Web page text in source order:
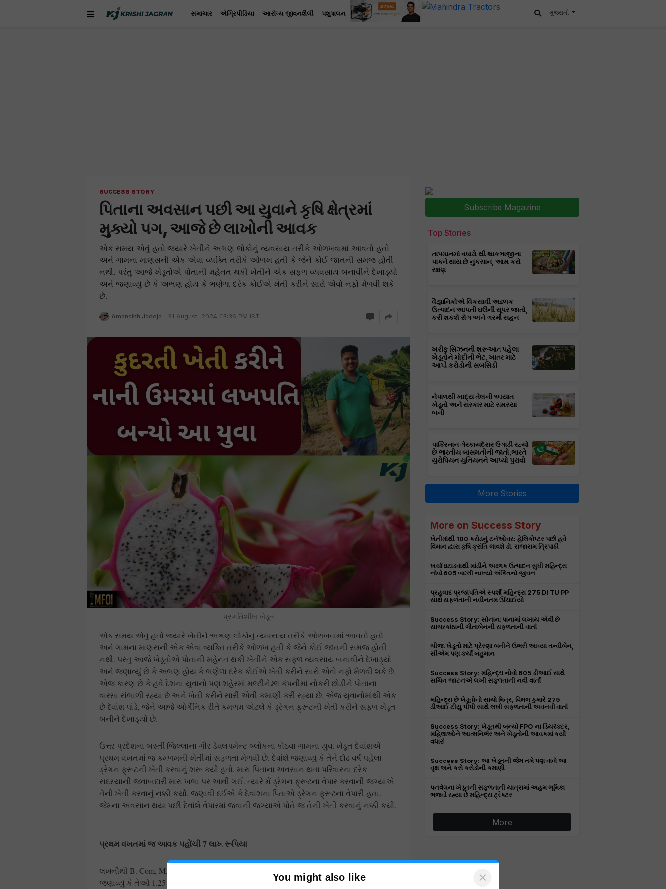
સમાચાર એગ્રિપીડિયા આરોગ્ય જીવનશૈલી પશુપાલન ગુજરાતી
SUCCESS STORY
પિતાના અવસાન પછી આ યુવાને કૃષિ ક્ષેત્રમાં
મુક્યો પગ, આજે છે લાખોની આવક
એક સમય એવું હતો જ્યારે ખેતીને અભણ લોકોનું વ્યવસાય તરીકે ઓળખવામાં આવતો હતો
અને ગામના માણસની એક એવા વ્યક્તિ તરીકે ઓળખ હતી કે જેને કોઈ જાતની સમજ હોતી
નથી. પરંતુ આજે ખેડૂતોએ પોતાની મહેનત થકી ખેતીને એક સફળ વ્યવસાય બનાવીને દેખાડ્યો
અને જણાવ્યું છે કે અભણ હોય કે ભણેળા દરેક કોઈએ ખેતી કરીને સારો એવો નફો મેળવી શકે
છે.
Amansinh Jadeja 31 August, 2024 03:36 PM IST
પ્રગતિશીલ ખેડૂત
એક સમય એવું હતો જ્યારે ખેતીને અભણ લોકોનું વ્યવસાય તરીકે ઓળખવામાં આવતો હતો
અને ગામના માણસની એક એવા વ્યક્તિ તરીકે ઓળખ હતી કે જેને કોઈ જાતની સમજ હોતી
નથી. પરંતુ આજે ખેડૂતોએ પોતાની મહેનત થકી ખેતીને એક સફળ વ્યવસાય બનાવીને દેખાડ્યો
અને જણાવ્યું છે કે અભણ હોય કે ભણેળા દરેક કોઈએ ખેતી કરીને સારો એવો નફો મેળવી શકે છે.
એજ કારણ છે કે હવે દેશના યુવાનો પણ શહેરમાં મલ્ટીનેશ્નલ કંપનીમાં નોકરી છોડીને પોતાના
વારસા સંભાળી રહ્યા છે અને ખેતી કરીને સારી એવી કમાણી કરી રહ્યા છે. એજ યુવાનોમાંથી એક
છે દેવાંશ પાંડે, જેને આજે ઓર્ગેનિક રીતે કમળમ એટલે કે ડ્રેગન ફ્રૂટની ખેતી કરીને સફળ ખેડૂત
બનીને દેખાડ્યો છે.
ઉત્તર પ્રદેશના બસ્તી જિલ્લાના ગૌર ડેવલપમેન્ટ બ્લોકના કોઠવા ગામના યુવા ખેડૂત દેવાંશએ
પ્રથમ વખતમાં જ કમળમની ખેતીમાં સફળતા મેળવી છે. દેવાંશે જણાવ્યું કે તેને દોઢ વર્ષ પહેલા
ડ્રેગન ફ્રૂટની ખેતી કરવાનું શરૂ કર્યો હતો. મારા પિતાના અવસાન થતા પરિવારના દરેક
સદસ્યાની જવાબદારી મારા ખભા પર આવી ગઈ. ત્યારે મેં ડ્રેગન ફ્રૂટના વેપાર કરવાની જગ્યાએ
તેની ખેતી કરવાનું નક્કી કર્યો. જણાવી દઈએ કે દેવાંશના પિતાએ ડ્રેગન ફ્રૂટના વેપારી હતા.
જેમના અવસાન થયા પછી દેવાંશે વેપારમાં જવાની જગ્યાએ પોતે જ તેની ખેતી કરવાનું નક્કી કર્યો.
પ્રથમ વખતમાં જ આવક પહોંચી 7 લાખ રૂપિયા
લખનૌથી B. Com, M.Com અને બસ્તીમાંથી B.Ed નો અભ્યાસ કરનાર પ્રગતિશીલ ખેડૂત દેવાંશે
જણાવ્યું કે તેઓ 1.25 એકરમાં ડ્રેગન ફ્રૂટનું વાવેતર કર્યો હતો. 610 પીઅરલેસ પર કુલ 2500
Subscribe Magazine
Top Stories
તાપમાનમાં વધારો થી શાકભાજીના
પાકને થાય છે નુકસાન, આમ કરો
રક્ષણ
વૈજ્ઞાનિકોએ વિકસાવી અઢળક
ઉત્પાદન આપતી ઘઉંની સૂપર જાતો,
કરી શકશે રોગ અને ગરમી સહન
ખરીફ સિઝનની શરૂઆત પહેલા
ખેડૂતોને મોદીની ભેટ, ખાતર માટે
આપી કરોડોની સબસિડી
નેપાળથી ખાદ્ય તેલની આયાત
ખેડૂતો અને સરકાર માટે સમસ્યા
બની
પાકિસ્તાન ગેરકાયદેસર ઉગાડી રહ્યો
છે ભારતીય બાસમતીની જાતો,ભારતે
યુરોપિયન યુનિયનને આપ્યો પુરાવો
More Stories
More on Success Story
ખેતીમાંથી 100 કરોડનું ટર્નઓવર: હેલિકોપ્ટર પછી હવે
વિમાન દ્વારા કૃષિ ક્રાંતિ લાવશે ડૉ. રાજારામ ત્રિપાઠી
ખર્ચા ઘટાડવાથી માંડીને અઢળક ઉત્પાદન સુધી મહિન્દ્રા
નોવો 605 બદલી નાખ્યો અંકિતનો જીવન
પ્રહલાદ પ્રજાપતિએ સ્પર્શી મહિન્દ્રા 275 DI TU PP
સાથે સફળતાની નવીનતમ ઊંચાઈયો
Success Story: સોનાના પાનામાં લખાય એવી છે
સાબરકાંઠાની ગીતાબેનની સફળતાની વાર્તા
બીજા ખેડૂતો માટે પ્રેરણા બનીને ઉભરી આવ્યા તન્વીબેન,
સીએમ પણ કર્યો બહુમાન
Success Story: મહિન્દ્રા નોવો 605 ડીઆઈ સાથે
સચિન જાટનએ લખી સફળતાની નવી વાર્તા
મહિન્દ્રા છે ખેડૂતોનો સાચો મિત્ર, વિમલ કુમારે 275
ડીઆઈ ટીયુ પીપી સાથે લખી સફળતાની અવનવી વાર્તા
Success Story: ખેડૂતથી બન્યો FPO ના ડિયરેક્ટર,
મહિલાઓને આત્મનિર્ભર અને ખેડૂતોની આવકમાં કર્યો
વધારો
Success Story: આ ખેડૂતની જેમ તમે પણ વાવો આ
વૃક્ષ અને કરો કરોડોની કમાણી
પનવેલના ખેડૂતની સફળતાની યાત્રામાં અહમ ભૂમિકા
ભજવી રહ્યા છે મહિન્દ્રા ટ્રેક્ટર
More
You might also like ×